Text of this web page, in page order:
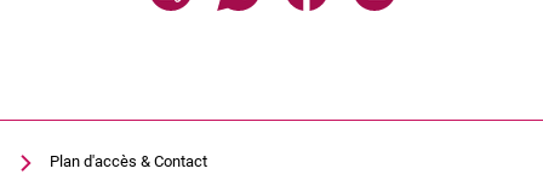
Plan d'accès & Contact